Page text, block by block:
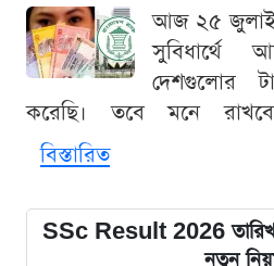
আজ ২৫ জুলাই
সুবিধার্থে
দেশগুলোর
করেছি। তবে মনে
বিস্তারিত
SSc Result 2026 তারিখ
নতুন